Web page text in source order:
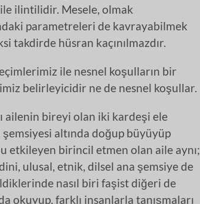
ilintilidir. Mesele, olmak
parametreleri de kavrayabilmek
takdirde hüsran kaçınılmazdır.
ile nesnel koşulların bir
belirleyicidir ne de nesnel koşullar.
ailenin bireyi olan iki kardeşi ele
şemsiyesi altında doğup büyüyüp
birincil etmen olan aile aynı;
ulusal, etnik, dilsel ana şemsiye de
nasıl biri faşist diğeri de
okuyup, farklı insanlarla tanışmaları